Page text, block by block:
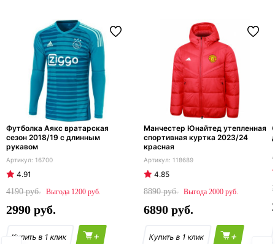
Футболка Аякс вратарская
сезон 2018/19 с длинным
рукавом
16700
4.91
4190
1200
2990
+
Манчестер Юнайтед утепленная
спортивная куртка 2023/24
красная
118689
4.85
8890
2000
6890
+